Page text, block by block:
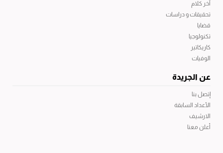
آخر كلام
تحقيقات و دراسات
قضايا
تكنولوجيا
كاريكاتير
الوفيات
عن الجريدة
إتصل بنا
الأعداد السابقة
الارشيف
أعلن معنا